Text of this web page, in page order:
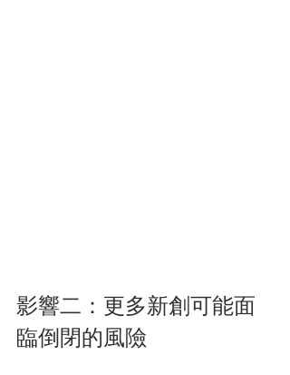
影響二：更多新創可能面
臨倒閉的風險